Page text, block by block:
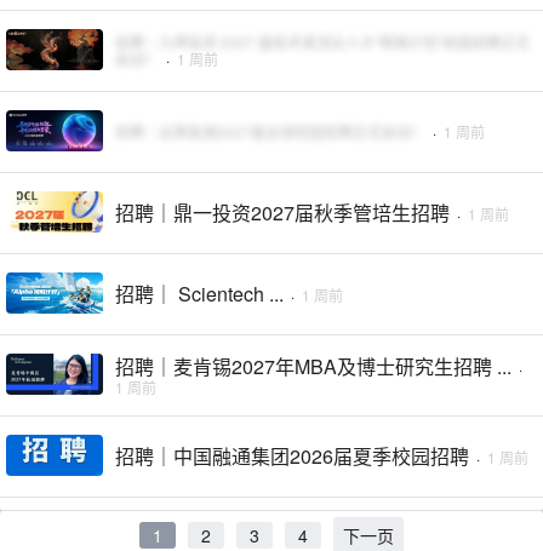
· 1 周前
· 1 周前
招聘｜鼎一投资2027届秋季管培生招聘 · 1 周前
招聘｜ Scientech ... · 1 周前
招聘｜麦肯锡2027年MBA及博士研究生招聘 ... ·
1 周前
招聘｜中国融通集团2026届夏季校园招聘 · 1 周前
1 2 3 4 下一页